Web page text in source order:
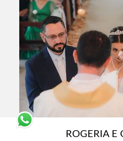
ROGERIA E